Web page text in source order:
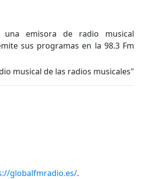
una emisora ​​de radio musical
sus programas en la 98.3 Fm
musical de las radios musicales"
globalfmradio.es/.